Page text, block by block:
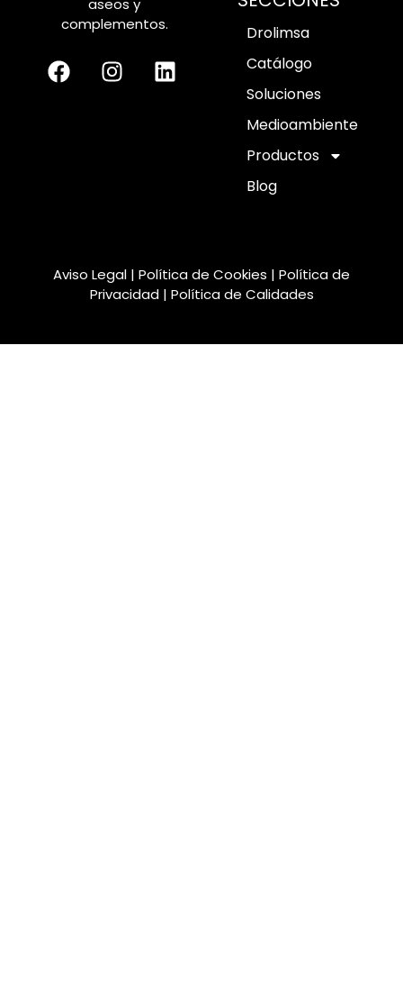
aseos y
complementos.
Drolimsa
Catálogo
Soluciones
Medioambiente
Productos
Blog
Aviso Legal | Política de Cookies | Política de
Privacidad| Política de Calidades